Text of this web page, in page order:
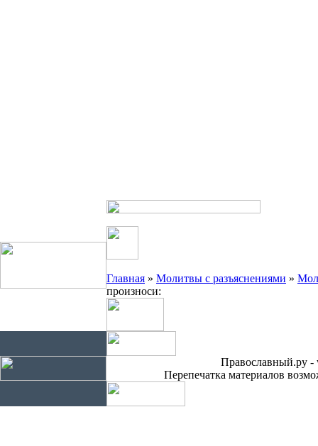
Главная » Молитвы с разъяснениями »
произноси:
Православный.ру -
Перепечатка материалов